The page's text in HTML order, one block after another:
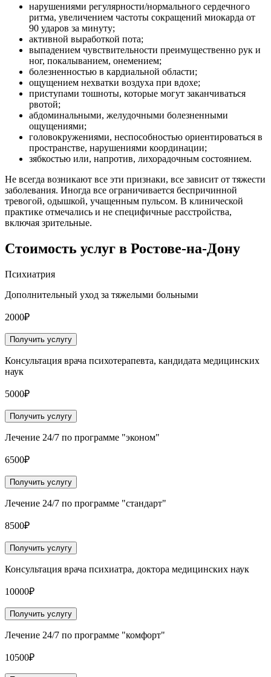
нарушениями регулярности/нормального сердечного
ритма, увеличением частоты сокращений миокарда от
90 ударов за минуту;
активной выработкой пота;
выпадением чувствительности преимущественно рук и
ног, покалыванием, онемением;
болезненностью в кардиальной области;
ощущением нехватки воздуха при вдохе;
приступами тошноты, которые могут заканчиваться
рвотой;
абдоминальными, желудочными болезненными
ощущениями;
головокружениями, неспособностью ориентироваться в
пространстве, нарушениями координации;
зябкостью или, напротив, лихорадочным состоянием.
Не всегда возникают все эти признаки, все зависит от тяжести
заболевания. Иногда все ограничивается беспричинной
тревогой, одышкой, учащенным пульсом. В клинической
практике отмечались и не специфичные расстройства,
включая зрительные.
Стоимость услуг в Ростове-на-Дону
Психиатрия
Дополнительный уход за тяжелыми больными
2000₽
Получить услугу
Консультация врача психотерапевта, кандидата медицинских
наук
5000₽
Получить услугу
Лечение 24/7 по программе "эконом"
6500₽
Получить услугу
Лечение 24/7 по программе "стандарт"
8500₽
Получить услугу
Консультация врача психиатра, доктора медицинских наук
10000₽
Получить услугу
Лечение 24/7 по программе "комфорт"
10500₽